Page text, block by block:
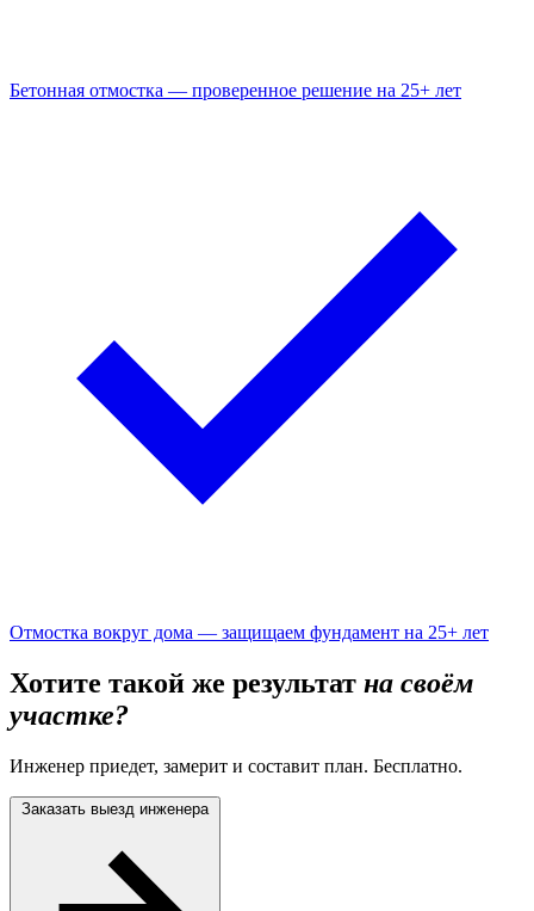
Бетонная отмостка — проверенное решение на 25+ лет
Отмостка вокруг дома — защищаем фундамент на 25+ лет
Хотите такой же результат на своём
участке?
Инженер приедет, замерит и составит план. Бесплатно.
Заказать выезд инженера